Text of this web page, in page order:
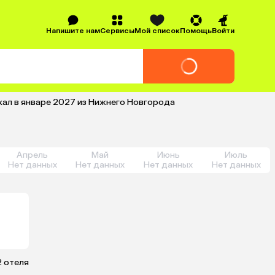
Напишите намСервисыМой списокПомощьВойти
в январе 2027 из Нижнего Новгорода
Апрель
Нет данных
Май
Нет данных
Июнь
Нет данных
Июль
Нет данных
отеля